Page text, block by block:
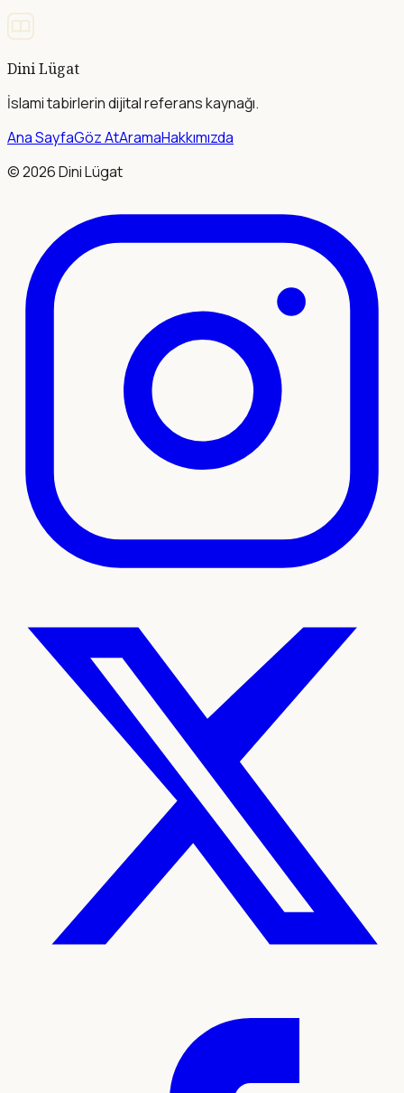
Dini Lügat
İslami tabirlerin dijital referans kaynağı.
Ana SayfaGöz AtAramaHakkımızda
©2026Dini Lügat